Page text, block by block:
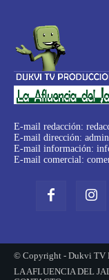
E-mail redacción:
E-mail dirección:
E-mail información:
E-mail comercial:
© Copyright - Dukvi TV
LA AFLUENCIA DEL